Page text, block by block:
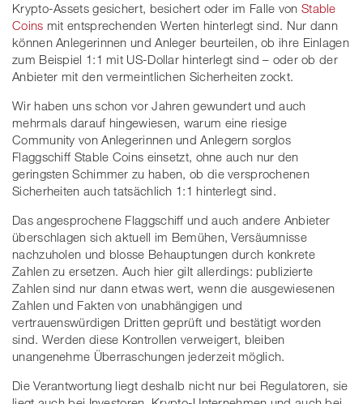
Krypto-Assets gesichert, besichert oder im Falle von Stable
Coins mit entsprechenden Werten hinterlegt sind. Nur dann
können Anlegerinnen und Anleger beurteilen, ob ihre Einlagen
zum Beispiel 1:1 mit US-Dollar hinterlegt sind – oder ob der
Anbieter mit den vermeintlichen Sicherheiten zockt.
Wir haben uns schon vor Jahren gewundert und auch
mehrmals darauf hingewiesen, warum eine riesige
Community von Anlegerinnen und Anlegern sorglos
Flaggschiff Stable Coins einsetzt, ohne auch nur den
geringsten Schimmer zu haben, ob die versprochenen
Sicherheiten auch tatsächlich 1:1 hinterlegt sind.
Das angesprochene Flaggschiff und auch andere Anbieter
überschlagen sich aktuell im Bemühen, Versäumnisse
nachzuholen und blosse Behauptungen durch konkrete
Zahlen zu ersetzen. Auch hier gilt allerdings: publizierte
Zahlen sind nur dann etwas wert, wenn die ausgewiesenen
Zahlen und Fakten von unabhängigen und
vertrauenswürdigen Dritten geprüft und bestätigt worden
sind. Werden diese Kontrollen verweigert, bleiben
unangenehme Überraschungen jederzeit möglich.
Die Verantwortung liegt deshalb nicht nur bei Regulatoren, sie